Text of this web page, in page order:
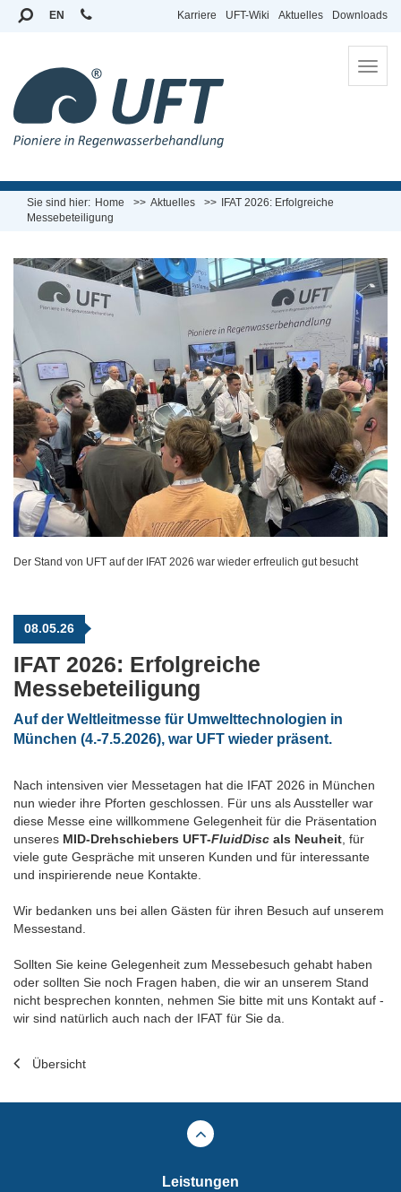
Karriere UFT-Wiki Aktuelles Downloads
EN
Sie sind hier: Home Aktuelles
IFAT 2026: Erfolgreiche
Messebeteiligung
Der Stand von UFT auf der IFAT 2026 war wieder erfreulich gut besucht
08.05.26
IFAT 2026: Erfolgreiche
Messebeteiligung
Auf der Weltleitmesse für Umwelttechnologien in
München (4.-7.5.2026), war UFT wieder präsent.
Nach intensiven vier Messetagen hat die IFAT 2026 in München
nun wieder ihre Pforten geschlossen. Für uns als Aussteller war
diese Messe eine willkommene Gelegenheit für die Präsentation
unseres MID-Drehschiebers UFT-FluidDisc als Neuheit , für
viele gute Gespräche mit unseren Kunden und für interessante
und inspirierende neue Kontakte.
Wir bedanken uns bei allen Gästen für ihren Besuch auf unserem
Messestand.
Sollten Sie keine Gelegenheit zum Messebesuch gehabt haben
oder sollten Sie noch Fragen haben, die wir an unserem Stand
nicht besprechen konnten, nehmen Sie bitte mit uns Kontakt auf -
wir sind natürlich auch nach der IFAT für Sie da.
Übersicht
Leistungen